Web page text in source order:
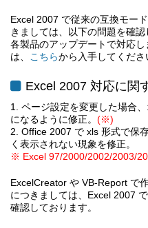
Excel 2007 で従来の互換モー
きましては、以下の問題を確
各製品のアップデートで対応
は、 こちらから入手してくださ
Excel 2007 対応に関
1. ページ設定を変更した場合
になるように修正。 (※)
2. Office 2007 で xls 形式で保
く表示されない現象を修正。
※ Excel 97/2000/2002/2003/
ExcelCreator や VB-Report で
につきましては、Excel 2007
確認しております。